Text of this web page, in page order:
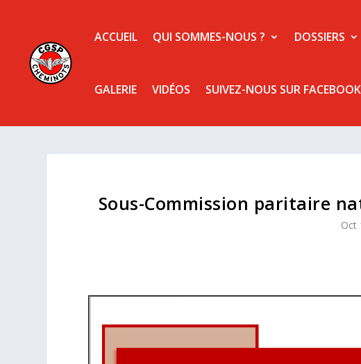
ACCUEIL QUI SOMMES-NOUS ? DOSSIERS
GALERIE VIDÉOS SUIVEZ-NOUS SUR FACEBOOK
Sous-Commission paritaire
Oct